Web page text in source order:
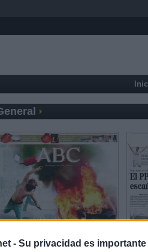
- Su privacidad es